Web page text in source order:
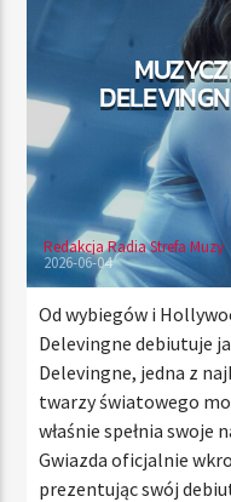
TERAZ
RADIO
00:00 24:00
Radio Strefa Muzy
Redakcja Radia Strefa Muzy
2026-06-04
Od wybiegów i
Delevingne debiutuje
Delevingne, jedna z
twarzy światowego
właśnie spełnia swoje
Gwiazda oficjalnie
prezentując swój